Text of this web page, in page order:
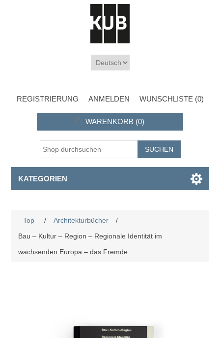
REGISTRIERUNG ANMELDEN WUNSCHLISTE (0)
WARENKORB (0)
KATEGORIEN
Top / Architekturbücher
/
Bau – Kultur – Region – Regionale Identität im
wachsenden Europa – das Fremde